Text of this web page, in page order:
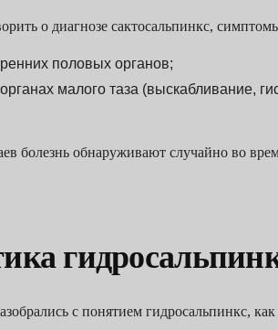
о диагнозе сактосальпинкс,
половых органов;
малого таза (выскабливание,
болезнь обнаруживают случайно во
с понятием гидросальпинкс,